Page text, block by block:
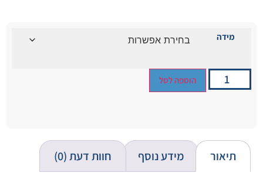
מידה
הוספה לסל
תיאור מידע נוסף חוות דעת (0)